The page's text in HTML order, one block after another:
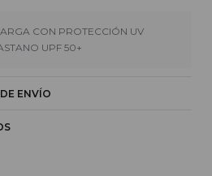
CON PROTECCIÓN UV
UPF 50+
ENVÍO